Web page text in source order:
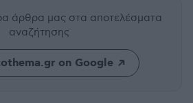
άρθρα μας στα αποτελέσματα
αναζήτησης
on Google